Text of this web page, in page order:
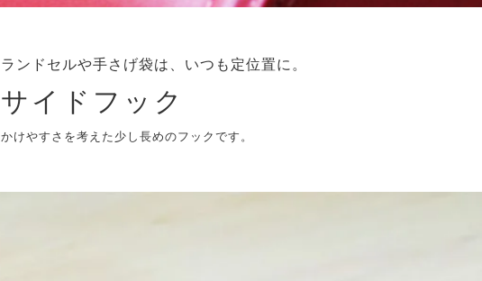
ランドセルや手さげ袋は、いつも定位置に。
サイドフック
かけやすさを考えた少し長めのフックです。